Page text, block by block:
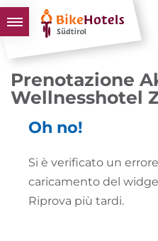
BIKEHOTELS
HOTELS &
TOUR & TERRITORI
INFO UTILI
Prenotazione
Wellnesshotel
Oh no!
Si è verificato un
caricamento del
Riprova più tardi.